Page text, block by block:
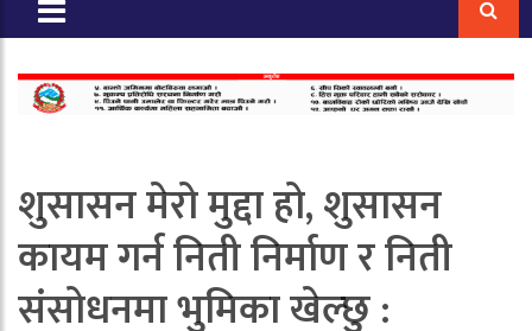
शुसासन मेरो मुद्दा हो, शुसासन
कायम गर्न निती निर्माण र निती
संसोधनमा भुमिका खेल्छु :